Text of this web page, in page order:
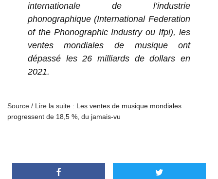
internationale de l’industrie
phonographique (International Federation
of the Phonographic Industry ou Ifpi), les
ventes mondiales de musique ont
dépassé les 26 milliards de dollars en
2021.
Source / Lire la suite : Les ventes de musique mondiales
progressent de 18,5 %, du jamais-vu